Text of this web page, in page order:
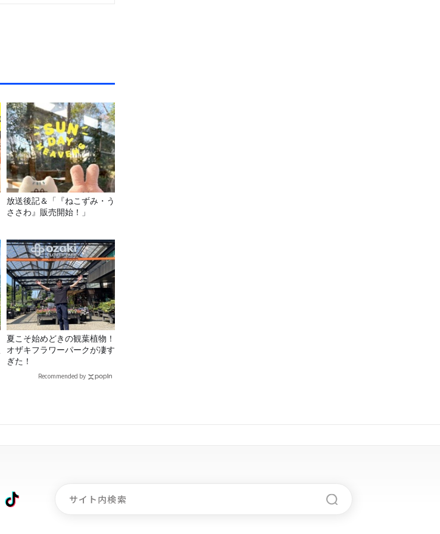
放送後記＆「『ねこずみ・う
ささわ』販売開始！」
夏こそ始めどきの観葉植物！
オザキフラワーパークが凄す
ぎた！
Recommended by